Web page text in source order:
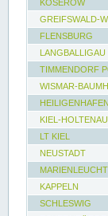
KOSEROW
GREIFSWALD-
FLENSBURG
LANGBALLIGAU
TIMMENDORF
WISMAR-
HEILIGENHAFEN
KIEL-HOLTENAU
LT KIEL
NEUSTADT
KAPPELN
SCHLESWIG